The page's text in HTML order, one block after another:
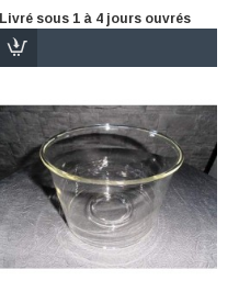
Livré sous 1 à 4 jours ouvrés